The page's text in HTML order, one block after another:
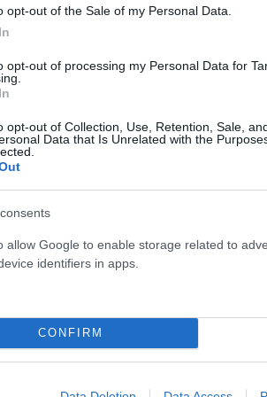
opt-out of the Sale of my Personal Data.
opt-out of processing my Personal Data for
opt-out of Collection, Use, Retention, Sale,
Data that Is Unrelated with the
allow Google to enable storage related to
identifiers in apps.
CONFIRM
Εθνικής Οικονομίας
της Πολιτείας τα τελευταία
δικαστική ταλαιπωρία
τα Τέμπη, το δημόσιο είχε
Υπουργού